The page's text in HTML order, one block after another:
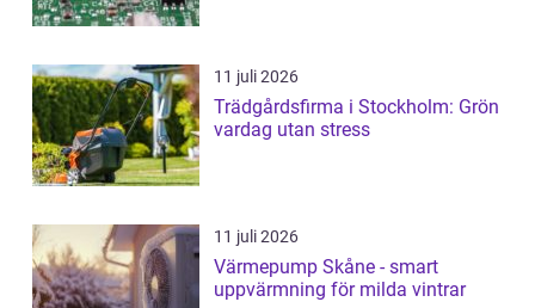
11 juli 2026
Trädgårdsfirma i Stockholm: Grön
vardag utan stress
11 juli 2026
Värmepump Skåne - smart
uppvärmning för milda vintrar